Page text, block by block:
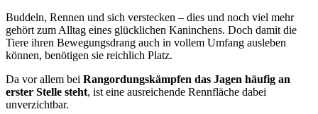
Buddeln, Rennen und sich verstecken – dies und noch viel mehr
gehört zum Alltag eines glücklichen Kaninchens. Doch damit die
Tiere ihren Bewegungsdrang auch in vollem Umfang ausleben
können, benötigen sie reichlich Platz.
Da vor allem bei Rangordungskämpfen das Jagen häufig an
erster Stelle steht, ist eine ausreichende Rennfläche dabei
unverzichtbar.